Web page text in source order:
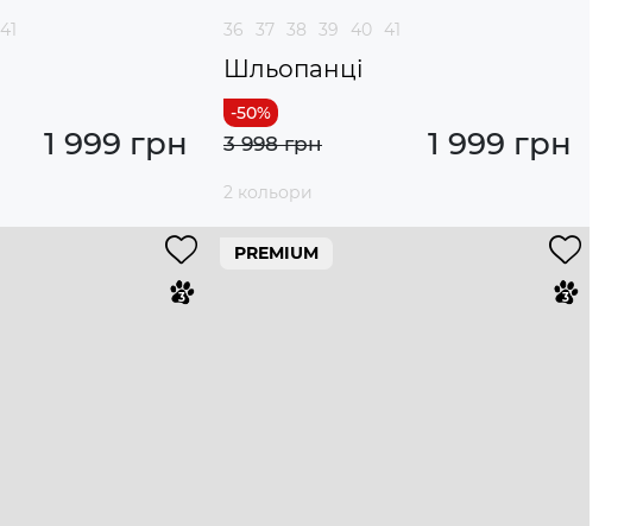
41
1 999 грн
36 37 38 39 40 41
Шльопанці
1 999 грн
3 998 грн
2 кольори
PREMIUM